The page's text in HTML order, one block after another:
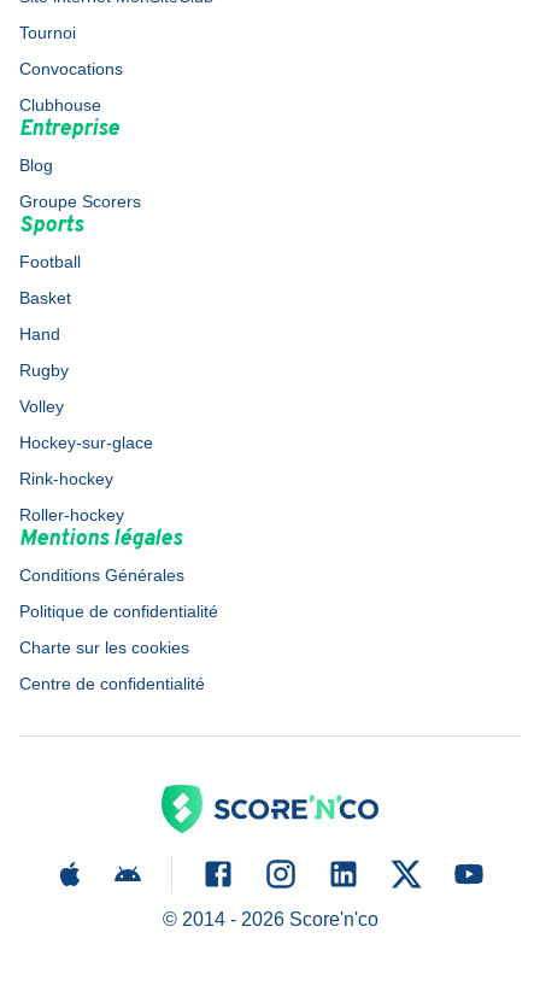
Tournoi
Convocations
Clubhouse
Entreprise
Blog
Groupe Scorers
Sports
Football
Basket
Hand
Rugby
Volley
Hockey-sur-glace
Rink-hockey
Roller-hockey
Mentions légales
Conditions Générales
Politique de confidentialité
Charte sur les cookies
Centre de confidentialité
© 2014 - 2026Score'n'co